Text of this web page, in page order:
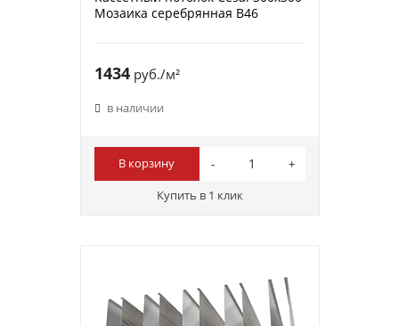
Мозаика серебрянная В46
1434руб./м²
в наличии
В корзину
Купить в 1 клик